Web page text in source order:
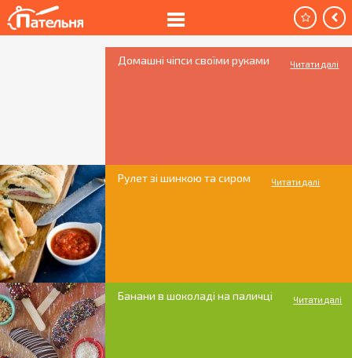
Домашні чіпси своїми руками Читати далі
Рулет зі шинкою та сиром Читати далі
Банани в шоколаді на паличці Читати далі